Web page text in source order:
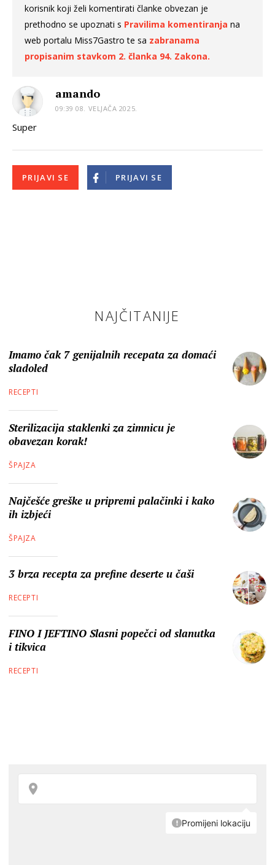
korisnik koji želi komentirati članke obvezan je
prethodno se upoznati s Pravilima komentiranja na
web portalu Miss7Gastro te sa zabranama
propisanim stavkom 2. članka 94. Zakona.
amando
09:39 08. VELJAČA 2025.
Super
PRIJAVI SE PRIJAVI SE
NAJČITANIJE
Imamo čak 7 genijalnih recepata za domaći
sladoled
RECEPTI
Sterilizacija staklenki za zimnicu je
obavezan korak!
ŠPAJZA
Najčešće greške u pripremi palačinki i kako
ih izbjeći
ŠPAJZA
3 brza recepta za prefine deserte u čaši
RECEPTI
FINO I JEFTINO Slasni popečci od slanutka
i tikvica
RECEPTI